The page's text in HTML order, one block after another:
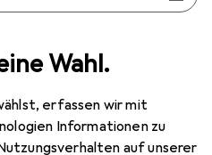
Wahl.
erfassen wir mit
Informationen zu
auf unserer
Steckkarten Storage Controller